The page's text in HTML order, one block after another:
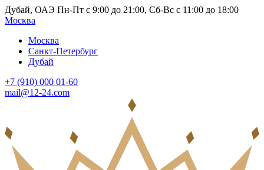
Дубай, ОАЭ Пн-Пт с 9:00 до 21:00, Сб-Вс с 11:00 до 18:00
Москва
Москва
Санкт-Петербург
Дубай
+7 (910) 000 01-60
mail@12-24.com